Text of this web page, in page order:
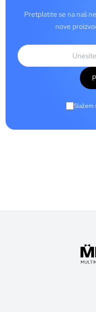
Pretplatite se na naš
nove
Slažem